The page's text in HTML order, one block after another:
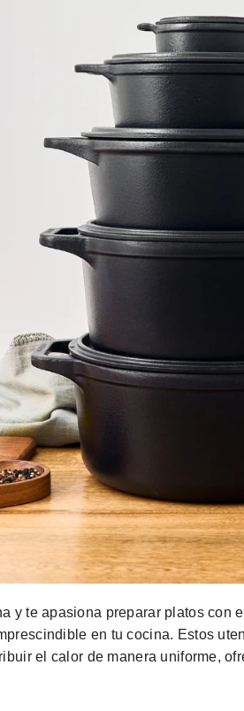
y te apasiona preparar platos con
en tu cocina. Estos
el calor de manera uniforme,